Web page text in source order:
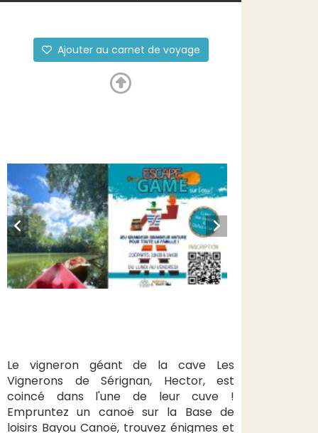
Ajouter au carnet de voyage
Le vigneron géant de la cave Les
Vignerons de Sérignan, Hector, est
coincé dans l'une de leur cuve !
Empruntez un canoë sur la Base de
loisirs Bayou Canoë, trouvez énigmes et